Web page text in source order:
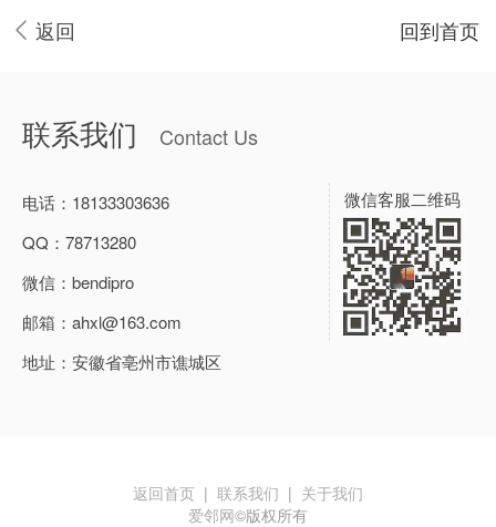
返回 回到首页
联系我们 Contact Us
微信客服二维码
电话： 18133303636
QQ： 78713280
微信： bendipro
邮箱： ahxl@163.com
地址： 安徽省亳州市谯城区
返回首页 | 联系我们 | 关于我们
爱邻网©版权所有